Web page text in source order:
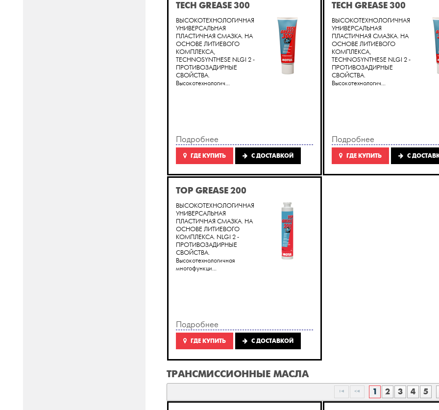
TECH GREASE 300
ВЫСОКОТЕХНОЛОГИЧНАЯ
УНИВЕРСАЛЬНАЯ
ПЛАСТИЧНАЯ СМАЗКА. НА
ОСНОВЕ ЛИТИЕВОГО
КОМПЛЕКСА,
TECHNOSYNTHESE NLGI 2 -
ПРОТИВОЗАДИРНЫЕ
СВОЙСТВА.
Высокотехнологич...
Подробнее
ГДЕ КУПИТЬ C ДОСТАВКОЙ
TECH GREASE 300
ВЫСОКОТЕХНОЛОГИЧНАЯ
УНИВЕРСАЛЬНАЯ
ПЛАСТИЧНАЯ СМАЗКА. НА
ОСНОВЕ ЛИТИЕВОГО
КОМПЛЕКСА,
TECHNOSYNTHESE NLGI 2 -
ПРОТИВОЗАДИРНЫЕ
СВОЙСТВА.
Высокотехнологич...
Подробнее
ГДЕ КУПИТЬ C
TOP GREASE 200
ВЫСОКОТЕХНОЛОГИЧНАЯ
УНИВЕРСАЛЬНАЯ
ПЛАСТИЧНАЯ СМАЗКА. НА
ОСНОВЕ ЛИТИЕВОГО
КОМПЛЕКСА. NLGI 2 -
ПРОТИВОЗАДИРНЫЕ
СВОЙСТВА.
Высокотехнологичная
многофункци...
Подробнее
ГДЕ КУПИТЬ C ДОСТАВКОЙ
ТРАНСМИССИОННЫЕ МАСЛА
1 2 3 4 5